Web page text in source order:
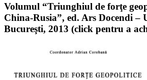
Volumul “Triunghiul de forţe
China-Rusia”, ed. Ars Docendi –
Bucureşti, 2013 (click pentru a